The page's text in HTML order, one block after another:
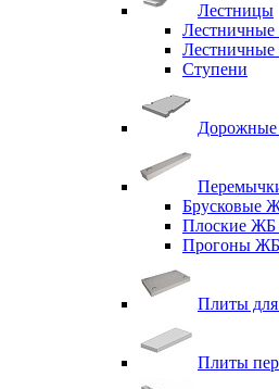
Лестницы
Ступени
Брусковые
Плоские ЖБ
Прогоны ЖБ
Плиты для
Плиты